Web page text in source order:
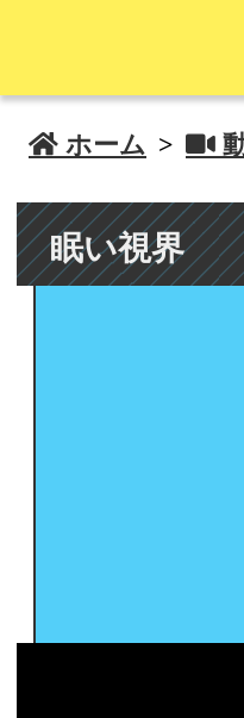
 ホーム > 
眠い視界